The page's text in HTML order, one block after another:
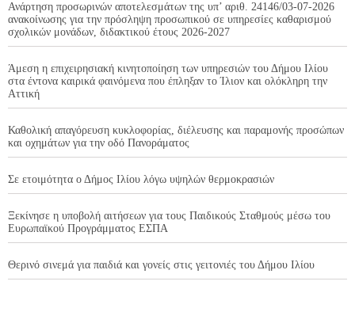
Ανάρτηση προσωρινών αποτελεσμάτων της υπ’ αριθ. 24146/03-07-2026
ανακοίνωσης για την πρόσληψη προσωπικού σε υπηρεσίες καθαρισμού
σχολικών μονάδων, διδακτικού έτους 2026-2027
Άμεση η επιχειρησιακή κινητοποίηση των υπηρεσιών του Δήμου Ιλίου
στα έντονα καιρικά φαινόμενα που έπληξαν το Ίλιον και ολόκληρη την
Αττική
Καθολική απαγόρευση κυκλοφορίας, διέλευσης και παραμονής προσώπων
και οχημάτων για την οδό Πανοράματος
Σε ετοιμότητα ο Δήμος Ιλίου λόγω υψηλών θερμοκρασιών
Ξεκίνησε η υποβολή αιτήσεων για τους Παιδικούς Σταθμούς μέσω του
Ευρωπαϊκού Προγράμματος ΕΣΠΑ
Θερινό σινεμά για παιδιά και γονείς στις γειτονιές του Δήμου Ιλίου